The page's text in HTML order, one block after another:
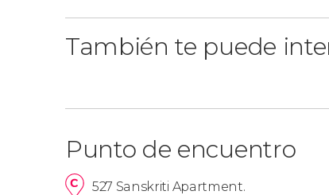
También te puede
Punto de encuentro
527 Sanskriti Apartment.